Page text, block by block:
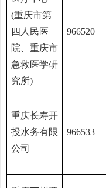
(重庆市第
四人民医
院、重庆市
急救医学研
究所)
966520
重庆长寿开
投水务有限
公司
966533